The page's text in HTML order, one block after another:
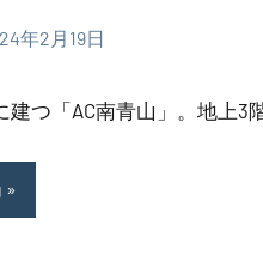
年2月19日
建つ「AC南青山」。地上3